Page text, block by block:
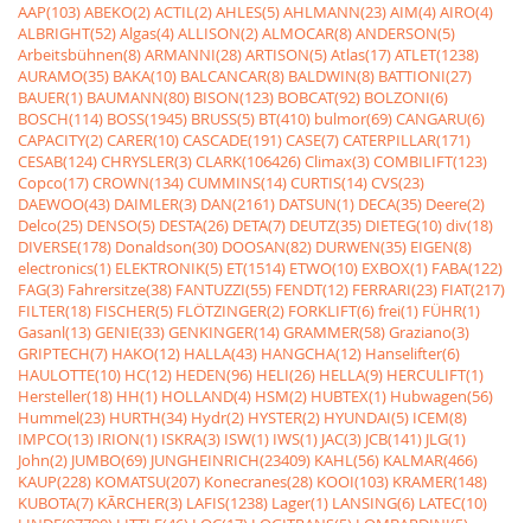
AAP(103)ABEKO(2)ACTIL(2)AHLES(5)AHLMANN(23)AIM(4)AIRO(4)
ALBRIGHT(52)Algas(4)ALLISON(2)ALMOCAR(8)ANDERSON(5)
Arbeitsbühnen(8)ARMANNI(28)ARTISON(5)Atlas(17)ATLET(1238)
AURAMO(35) BAKA(10) BALCANCAR(8) BALDWIN(8) BATTIONI(27)
BAUER(1) BAUMANN(80) BISON(123) BOBCAT(92) BOLZONI(6)
BOSCH(114) BOSS(1945) BRUSS(5) BT(410) bulmor(69)CANGARU(6)
CAPACITY(2)CARER(10)CASCADE(191)CASE(7)CATERPILLAR(171)
CESAB(124)CHRYSLER(3)CLARK(106426)Climax(3)COMBILIFT(123)
Copco(17)CROWN(134)CUMMINS(14)CURTIS(14)CVS(23)
DAEWOO(43) DAIMLER(3) DAN(2161) DATSUN(1) DECA(35) Deere(2)
Delco(25) DENSO(5) DESTA(26) DETA(7) DEUTZ(35) DIETEG(10)div(18)
DIVERSE(178) Donaldson(30) DOOSAN(82) DURWEN(35) EIGEN(8)
electronics(1) ELEKTRONIK(5) ET(1514) ETWO(10) EXBOX(1) FABA(122)
FAG(3) Fahrersitze(38) FANTUZZI(55) FENDT(12) FERRARI(23) FIAT(217)
FILTER(18) FISCHER(5) FLÖTZINGER(2) FORKLIFT(6)frei(1) FÜHR(1)
Gasanl(13)GENIE(33)GENKINGER(14)GRAMMER(58)Graziano(3)
GRIPTECH(7) HAKO(12) HALLA(43) HANGCHA(12) Hanselifter(6)
HAULOTTE(10) HC(12) HEDEN(96) HELI(26) HELLA(9) HERCULIFT(1)
Hersteller(18) HH(1) HOLLAND(4) HSM(2) HUBTEX(1) Hubwagen(56)
Hummel(23) HURTH(34) Hydr(2) HYSTER(2) HYUNDAI(5) ICEM(8)
IMPCO(13) IRION(1) ISKRA(3) ISW(1) IWS(1) JAC(3) JCB(141) JLG(1)
John(2) JUMBO(69) JUNGHEINRICH(23409) KAHL(56) KALMAR(466)
KAUP(228) KOMATSU(207) Konecranes(28) KOOI(103) KRAMER(148)
KUBOTA(7) KÃRCHER(3) LAFIS(1238) Lager(1) LANSING(6) LATEC(10)